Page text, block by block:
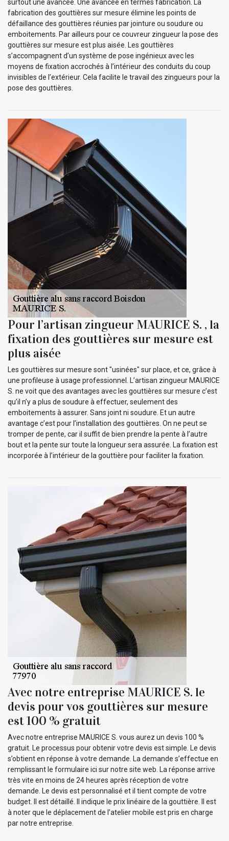
surtout une avancée. Une avancée en termes fabrication. La
fabrication des gouttières sur mesure élimine les points de
défaillance des gouttières réunies par jointure ou soudure ou
emboitements. Par ailleurs pour ce couvreur zingueur la pose des
gouttières sur mesure est plus aisée. Les gouttières
s’accompagnent d’un système de pose ingénieux avec les
moyens de fixation accrochés à l’intérieur des conduits du coup
invisibles de l’extérieur. Cela facilite le travail des zingueurs pour la
pose des gouttières.
Pour l’artisan zingueur MAURICE S. , la
fixation des gouttières sur mesure est
plus aisée
Les gouttières sur mesure sont "usinées" sur place, et ce, grâce à
une profileuse à usage professionnel. L’artisan zingueur MAURICE
S. ne voit que des avantages avec les gouttières sur mesure c’est
qu’il n’y a plus de soudure à effectuer, seulement des
emboitements à assurer. Sans joint ni soudure. Et un autre
avantage c’est pour l’installation des gouttières. On ne peut se
tromper de pente, car il suffit de bien prendre la pente à l’autre
bout et la pente sur toute la longueur sera assurée. La fixation est
incorporée à l’intérieur de la gouttière pour faciliter la fixation.
Avec notre entreprise MAURICE S. le
devis pour vos gouttières sur mesure
est 100 % gratuit
Avec notre entreprise MAURICE S. vous aurez un devis 100 %
gratuit. Le processus pour obtenir votre devis est simple. Le devis
s’obtient en réponse à votre demande. La demande s’effectue en
remplissant le formulaire ici sur notre site web. La réponse arrive
très vite en moins de 24 heures après réception de votre
demande. Le devis est personnalisé et il tient compte de votre
budget. Il est détaillé. Il indique le prix linéaire de la gouttière. Il est
à noter que le déplacement de l’atelier mobile est pris en charge
par notre entreprise.